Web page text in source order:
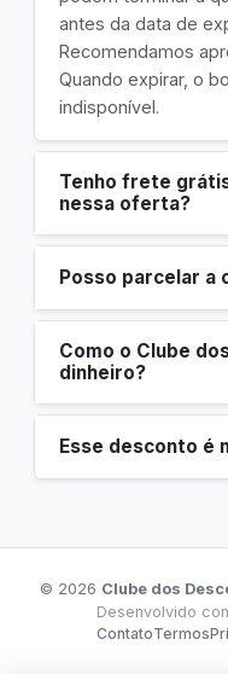
antes da data de
Recomendamos
Quando expirar, o
indisponível.
Tenho frete
nessa oferta?
Posso parcelar a
Como o Clube
dinheiro?
Esse desconto é
© 2026 Clube dos
Desenvolvido
ContatoTermos